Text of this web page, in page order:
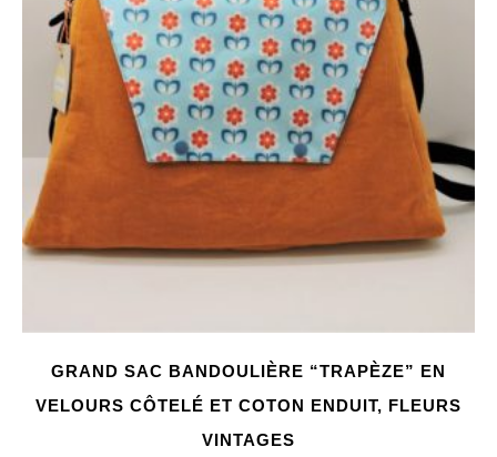
GRAND SAC BANDOULIÈRE “TRAPÈZE” EN
VELOURS CÔTELÉ ET COTON ENDUIT, FLEURS
VINTAGES